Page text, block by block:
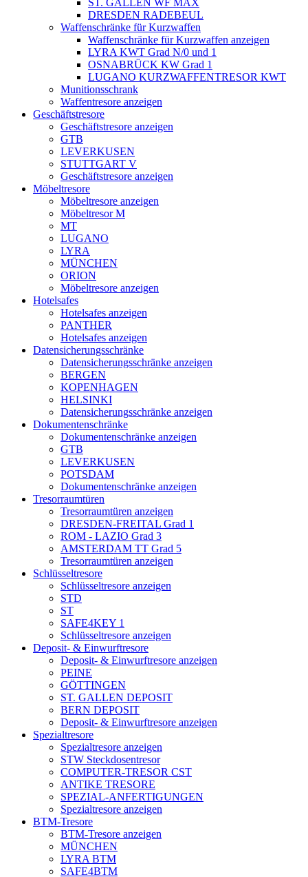
ST. GALLEN WF MAX
DRESDEN RADEBEUL
Waffenschränke für Kurzwaffen
Waffenschränke für Kurzwaffen anzeigen
LYRA KWT Grad N/0 und 1
OSNABRÜCK KW Grad 1
LUGANO KURZWAFFENTRESOR KWT
Munitionsschrank
Waffentresore anzeigen
Geschäftstresore
Geschäftstresore anzeigen
GTB
LEVERKUSEN
STUTTGART V
Geschäftstresore anzeigen
Möbeltresore
Möbeltresore anzeigen
Möbeltresor M
MT
LUGANO
LYRA
MÜNCHEN
ORION
Möbeltresore anzeigen
Hotelsafes
Hotelsafes anzeigen
PANTHER
Hotelsafes anzeigen
Datensicherungsschränke
Datensicherungsschränke anzeigen
BERGEN
KOPENHAGEN
HELSINKI
Datensicherungsschränke anzeigen
Dokumentenschränke
Dokumentenschränke anzeigen
GTB
LEVERKUSEN
POTSDAM
Dokumentenschränke anzeigen
Tresorraumtüren
Tresorraumtüren anzeigen
DRESDEN-FREITAL Grad 1
ROM - LAZIO Grad 3
AMSTERDAM TT Grad 5
Tresorraumtüren anzeigen
Schlüsseltresore
Schlüsseltresore anzeigen
STD
ST
SAFE4KEY 1
Schlüsseltresore anzeigen
Deposit- & Einwurftresore
Deposit- & Einwurftresore anzeigen
PEINE
GÖTTINGEN
ST. GALLEN DEPOSIT
BERN DEPOSIT
Deposit- & Einwurftresore anzeigen
Spezialtresore
Spezialtresore anzeigen
STW Steckdosentresor
COMPUTER-TRESOR CST
ANTIKE TRESORE
SPEZIAL-ANFERTIGUNGEN
Spezialtresore anzeigen
BTM-Tresore
BTM-Tresore anzeigen
MÜNCHEN
LYRA BTM
SAFE4BTM